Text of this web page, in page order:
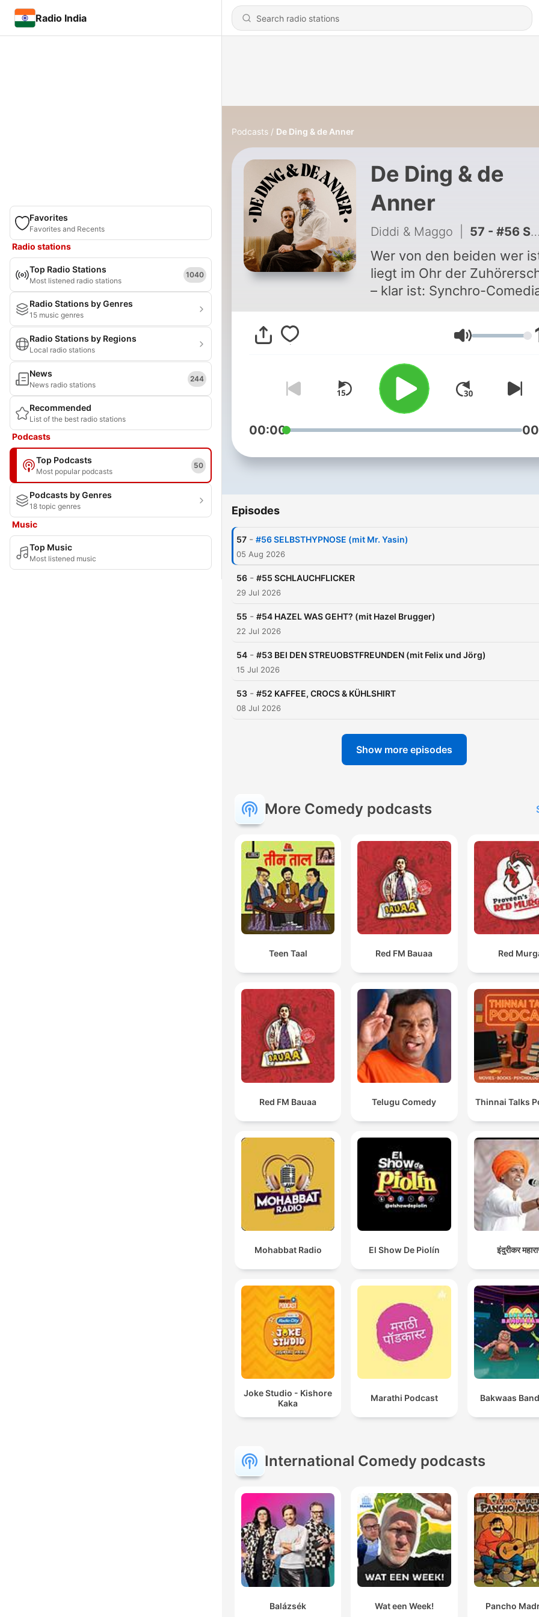
Radio India
Favorites
Favorites and Recents
Radio stations
Top Radio Stations
Most listened radio stations
1040
Radio Stations by Genres
15 music genres
Radio Stations by Regions
Local radio stations
News
News radio stations
244
Recommended
List of the best radio stations
Podcasts
Top Podcasts
Most popular podcasts
50
Podcasts by Genres
18 topic genres
Music
Top Music
Most listened music
Podcasts De Ding & de Anner
De Ding & de
Anner
Diddi & Maggo 57 - #56 SELBSTHYPNOSE (mit Mr. Yasin)
Wer von den beiden wer
liegt im Ohr der
– klar ist: Synchro-
Dietmar Diamant und Rap-
Musiker Mädness sind „De
Ding & de Anner“, oder
umgekehrt. Ein charmant
verpeiltes Duo, das
Leidenschaft für
Nischenmucke und vor
der Dialekt eint. „Der
der Vibe – das Leben das
sich die beiden auch
Geschichten aus dem
2025 jeden Donnerstag.
Volume
00:00
Episodes
57 - #56 SELBSTHYPNOSE (mit Mr. Yasin)
05 Aug 2026
56 - #55 SCHLAUCHFLICKER
29 Jul 2026
55 - #54 HAZEL WAS GEHT? (mit Hazel Brugger)
22 Jul 2026
54 - #53 BEI DEN STREUOBSTFREUNDEN (mit Felix und Jörg)
15 Jul 2026
53 - #52 KAFFEE, CROCS & KÜHLSHIRT
08 Jul 2026
Show more episodes
More Comedy podcasts
Teen Taal Red FM Bauaa Red
Red FM Bauaa Telugu Comedy Thinnai Talks
Mohabbat Radio El Show De Piolín इंदुरीकर
Joke Studio - Kishore
Kaka
Marathi Podcast Bakwaas
International Comedy podcasts
Balázsék Wat een Week! Pancho